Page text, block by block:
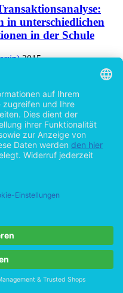
in unterschiedlichen
in der Schule
2015
Media GmbH